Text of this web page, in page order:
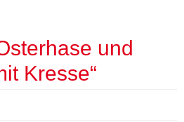
und
Kresse“